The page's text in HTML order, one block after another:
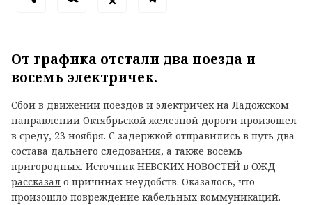
От графика отстали два поезда и
восемь электричек.
Сбой в движении поездов и электричек на Ладожском
направлении Октябрьской железной дороги произошел
в среду, 23 ноября. С задержкой отправились в путь два
состава дальнего следования, а также восемь
пригородных. Источник НЕВСКИХ НОВОСТЕЙ в ОЖД
рассказал о причинах неудобств. Оказалось, что
произошло повреждение кабельных коммуникаций.